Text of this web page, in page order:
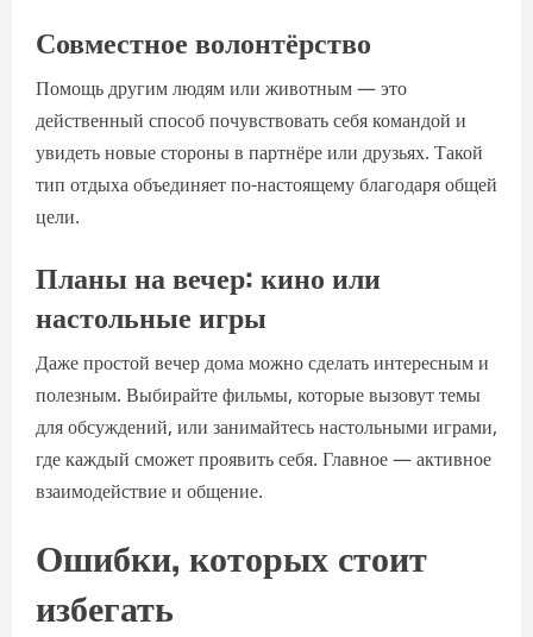
Совместное волонтёрство
Помощь другим людям или животным — это
действенный способ почувствовать себя командой и
увидеть новые стороны в партнёре или друзьях. Такой
тип отдыха объединяет по-настоящему благодаря общей
цели.
Планы на вечер: кино или
настольные игры
Даже простой вечер дома можно сделать интересным и
полезным. Выбирайте фильмы, которые вызовут темы
для обсуждений, или занимайтесь настольными играми,
где каждый сможет проявить себя. Главное — активное
взаимодействие и общение.
Ошибки, которых стоит
избегать